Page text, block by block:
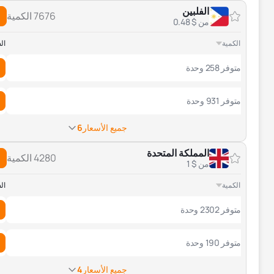
الفلبين
من $ 0.48 7676 الكمية
الكمية
متوفر 258 وحدة
متوفر 931 وحدة
جميع الأسعار 6
المملكة المتحدة
من $ 1 4280 الكمية
الكمية
متوفر 2302 وحدة
متوفر 190 وحدة
جميع الأسعار 4